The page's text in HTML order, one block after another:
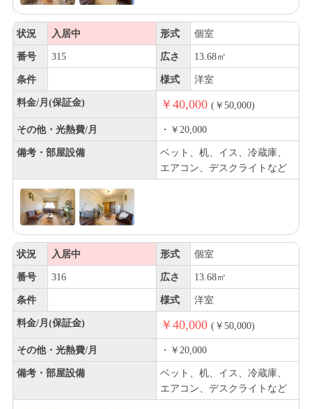
状況 入居中 形式 個室
番号 315 広さ 13.68㎡
条件 様式 洋室
料金/月(保証金) ￥40,000 (￥50,000)
その他・光熱費/月 ・￥20,000
備考・部屋設備
ベット、机、イス、冷蔵庫、
エアコン、デスクライトなど
状況 入居中 形式 個室
番号 316 広さ 13.68㎡
条件 様式 洋室
料金/月(保証金) ￥40,000 (￥50,000)
その他・光熱費/月 ・￥20,000
備考・部屋設備
ベット、机、イス、冷蔵庫、
エアコン、デスクライトなど